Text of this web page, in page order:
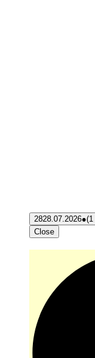
2828.07.2026●(1
Close